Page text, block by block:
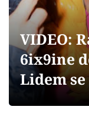
Videa
Sledujte
VIDEO:
6ix9ine
Lidem